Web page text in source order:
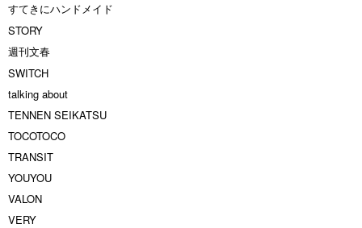
すてきにハンドメイド
STORY
週刊文春
SWITCH
talking about
TENNEN SEIKATSU
TOCOTOCO
TRANSIT
YOUYOU
VALON
VERY